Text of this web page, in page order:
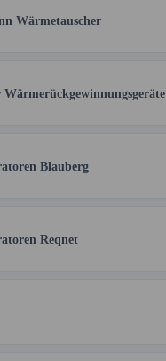
Wärmetauscher
Blauberg
Reqnet